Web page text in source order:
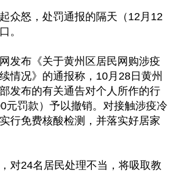
众怒，处罚通报的隔天（12月12
。
发布《关于黄州区居民网购涉疫
情况》的通报称，10月28日黄州
发布的有关通告对个人所作的行
元罚款）予以撤销。对接触涉疫冷
行免费核酸检测，并落实好居家
对24名居民处理不当，将吸取教